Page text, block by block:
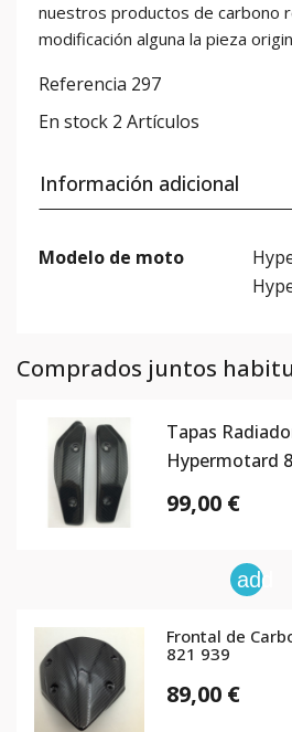
nuestros productos de carbono
modificación alguna la pieza
Referencia 297
En stock 2 Artículos
Información adicional
Modelo de moto
Comprados juntos
Tapas
Hypermotard
99,00 €
add
Frontal de
821 939
89,00 €